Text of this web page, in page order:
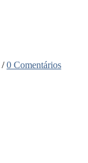
/0 Comentários